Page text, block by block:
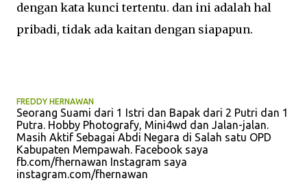
dengan kata kunci tertentu. dan ini adalah hal
pribadi, tidak ada kaitan dengan siapapun.
FREDDY HERNAWAN
Seorang Suami dari 1 Istri dan Bapak dari 2 Putri dan 1
Putra. Hobby Photografy, Mini4wd dan Jalan-jalan.
Masih Aktif Sebagai Abdi Negara di Salah satu OPD
Kabupaten Mempawah. Facebook saya
fb.com/fhernawan Instagram saya
instagram.com/fhernawan